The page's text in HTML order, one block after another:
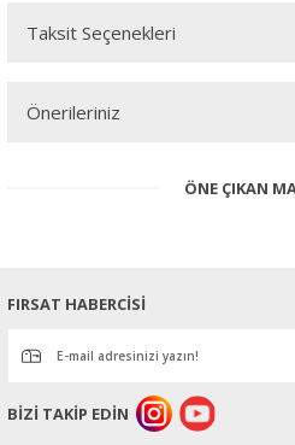
Taksit Seçenekleri
Önerileriniz
konularda yetersiz gördüğünüz
Ürün resmi kalitesiz, bozuk veya
Ürün bilgilerinde hatalar bulunuyor.
Ürün fiyatı diğer sitelerden daha
Bu ürüne benzer farklı alternatifler
ÖNE ÇIKAN
FIRSAT HABERCİSİ
BİZİ TAKİP EDİN